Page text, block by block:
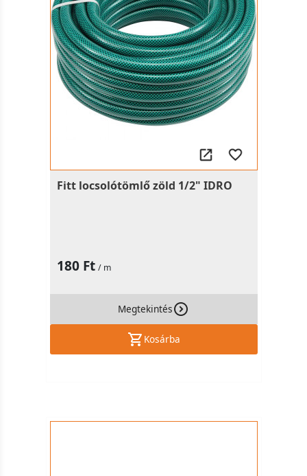
Fitt locsolótömlő zöld 1/2" IDRO
180 Ft / m
Megtekintés
Kosárba